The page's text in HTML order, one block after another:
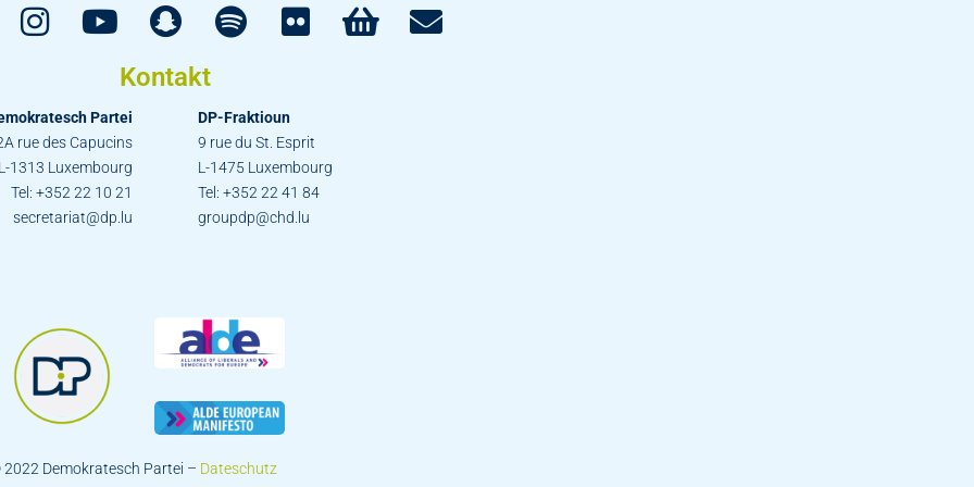
Kontakt
Partei
rue des Capucins
1313 Luxembourg
Tel: +352 22 10 21
secretariat@dp.lu
DP-Fraktioun
9 rue du St. Esprit
L-1475 Luxembourg
Tel: +352 22 41 84
groupdp@chd.lu
Demokratesch Partei – Dateschutz